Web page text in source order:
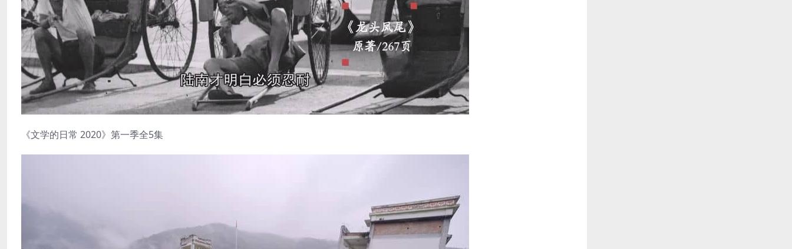
《文学的日常 2020》第一季全5集